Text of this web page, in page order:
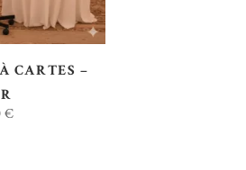
CARTES –
€